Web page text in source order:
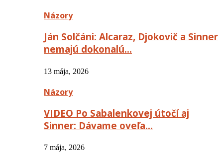
Názory
Ján Solčáni: Alcaraz, Djokovič a Sinner
nemajú dokonalú…
13 mája, 2026
Názory
VIDEO Po Sabalenkovej útočí aj
Sinner: Dávame oveľa…
7 mája, 2026